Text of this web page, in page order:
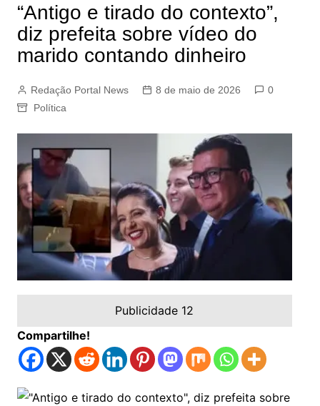
“Antigo e tirado do contexto”,
diz prefeita sobre vídeo do
marido contando dinheiro
Redação Portal News 8 de maio de 2026
0
Política
Publicidade 12
Compartilhe!